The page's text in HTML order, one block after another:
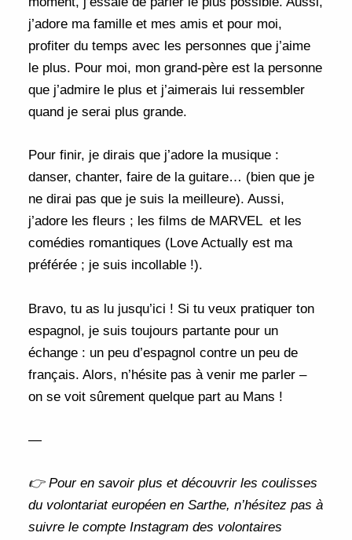
j’adore ma famille et mes amis et pour moi,
profiter du temps avec les personnes que j’aime
le plus. Pour moi, mon grand-père est la personne
que j’admire le plus et j’aimerais lui ressembler
quand je serai plus grande.
Pour finir, je dirais que j’adore la musique :
danser, chanter, faire de la guitare… (bien que je
ne dirai pas que je suis la meilleure). Aussi,
j’adore les fleurs ; les films de MARVEL et les
comédies romantiques (Love Actually est ma
préférée ; je suis incollable !).
Bravo, tu as lu jusqu’ici ! Si tu veux pratiquer ton
espagnol, je suis toujours partante pour un
échange : un peu d’espagnol contre un peu de
français. Alors, n’hésite pas à venir me parler –
on se voit sûrement quelque part au Mans !
—
👉 Pour en savoir plus et découvrir les coulisses
du volontariat européen en Sarthe, n’hésitez pas à
suivrele compte Instagram des volontaires